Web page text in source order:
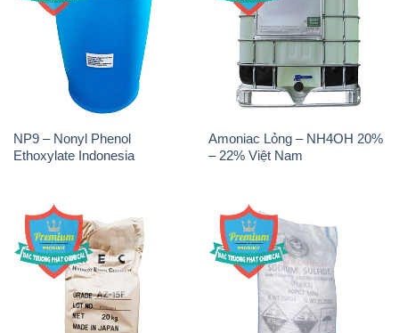
NP9 – Nonyl Phenol
Ethoxylate Indonesia
Amoniac Lỏng – NH4OH 20%
– 22% Việt Nam